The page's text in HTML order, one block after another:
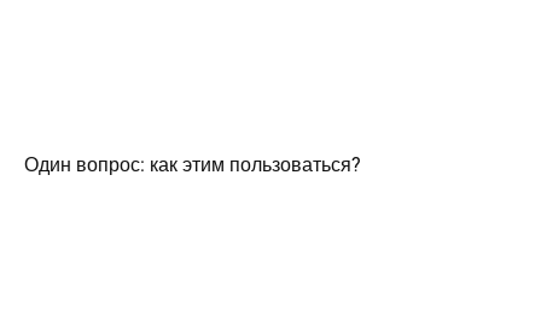
Один вопрос: как этим пользоваться?